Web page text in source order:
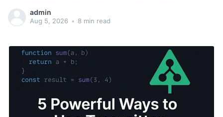
admin
Aug 5, 2026 • 8 min read